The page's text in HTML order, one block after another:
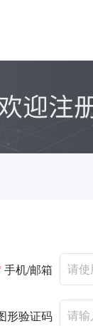
手机/邮箱
形验证码